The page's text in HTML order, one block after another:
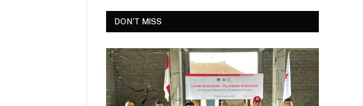
DON'T MISS